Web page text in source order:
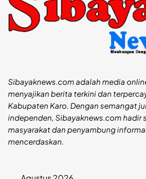
Sibayaknews.com adalah media
menyajikan berita terkini dan
Kabupaten Karo. Dengan semangat
independen, Sibayaknews.com hadir
masyarakat dan penyambung
mencerdaskan.